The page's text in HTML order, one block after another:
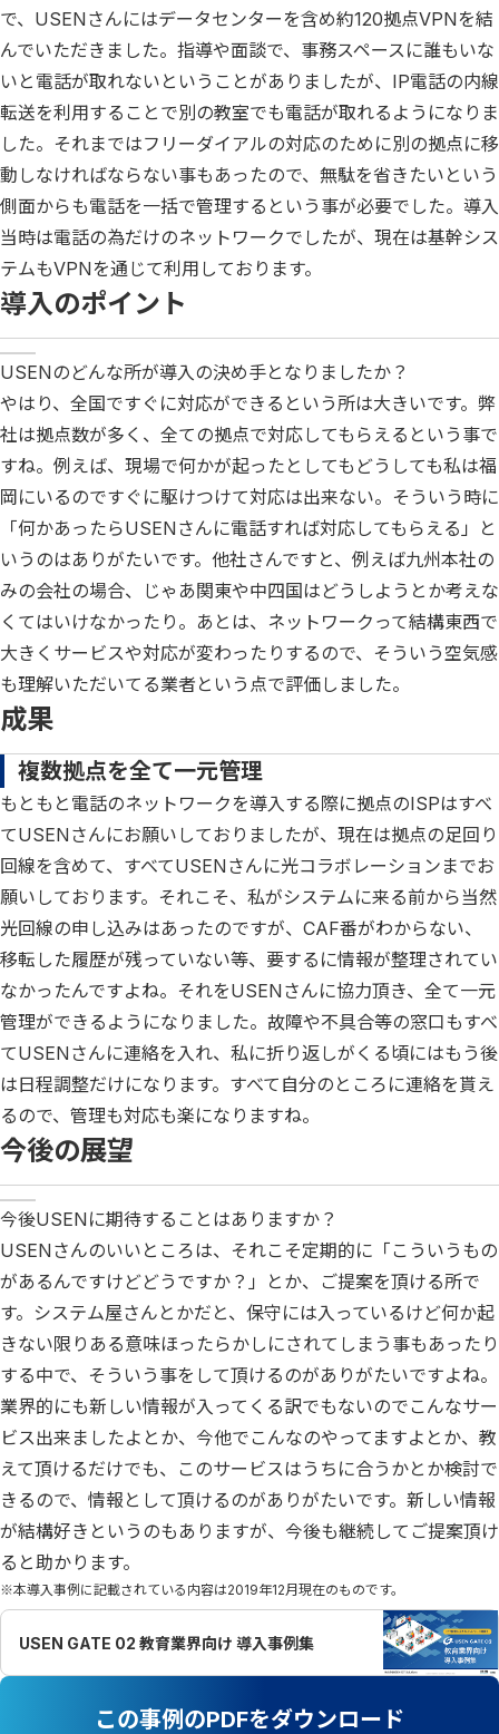
で、USENさんにはデータセンターを含め約120拠点VPNを結
んでいただきました。指導や面談で、事務スペースに誰もいな
いと電話が取れないということがありましたが、IP電話の内線
転送を利用することで別の教室でも電話が取れるようになりま
した。それまではフリーダイアルの対応のために別の拠点に移
動しなければならない事もあったので、無駄を省きたいという
側面からも電話を一括で管理するという事が必要でした。導入
当時は電話の為だけのネットワークでしたが、現在は基幹シス
テムもVPNを通じて利用しております。
導入のポイント
USENのどんな所が導入の決め手となりましたか？
やはり、全国ですぐに対応ができるという所は大きいです。弊
社は拠点数が多く、全ての拠点で対応してもらえるという事で
すね。例えば、現場で何かが起ったとしてもどうしても私は福
岡にいるのですぐに駆けつけて対応は出来ない。そういう時に
「何かあったらUSENさんに電話すれば対応してもらえる」と
いうのはありがたいです。他社さんですと、例えば九州本社の
みの会社の場合、じゃあ関東や中四国はどうしようとか考えな
くてはいけなかったり。あとは、ネットワークって結構東西で
大きくサービスや対応が変わったりするので、そういう空気感
も理解いただいてる業者という点で評価しました。
成果
複数拠点を全て一元管理
もともと電話のネットワークを導入する際に拠点のISPはすべ
てUSENさんにお願いしておりましたが、現在は拠点の足回り
回線を含めて、すべてUSENさんに光コラボレーションまでお
願いしております。それこそ、私がシステムに来る前から当然
光回線の申し込みはあったのですが、CAF番がわからない、
移転した履歴が残っていない等、要するに情報が整理されてい
なかったんですよね。それをUSENさんに協力頂き、全て一元
管理ができるようになりました。故障や不具合等の窓口もすべ
てUSENさんに連絡を入れ、私に折り返しがくる頃にはもう後
は日程調整だけになります。すべて自分のところに連絡を貰え
るので、管理も対応も楽になりますね。
今後の展望
今後USENに期待することはありますか？
USENさんのいいところは、それこそ定期的に「こういうもの
があるんですけどどうですか？」とか、ご提案を頂ける所で
す。システム屋さんとかだと、保守には入っているけど何か起
きない限りある意味ほったらかしにされてしまう事もあったり
する中で、そういう事をして頂けるのがありがたいですよね。
業界的にも新しい情報が入ってくる訳でもないのでこんなサー
ビス出来ましたよとか、今他でこんなのやってますよとか、教
えて頂けるだけでも、このサービスはうちに合うかとか検討で
きるので、情報として頂けるのがありがたいです。新しい情報
が結構好きというのもありますが、今後も継続してご提案頂け
ると助かります。
※本導入事例に記載されている内容は2019年12月現在のものです。
USEN GATE 02 教育業界向け 導入事例集
この事例のPDFをダウンロード